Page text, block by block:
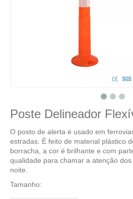
Poste Delineador
O posto de alerta é usado em
estradas. É feito de material plástico
borracha, a cor é brilhante e com
qualidade para chamar a atenção
noite.
Tamanho: